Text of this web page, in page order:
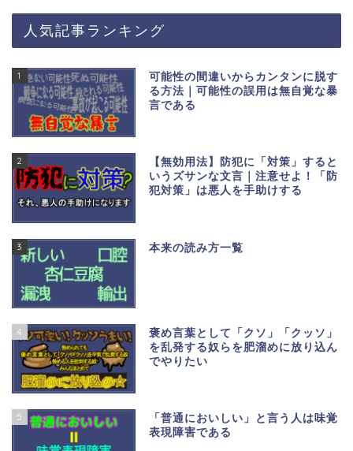
人気記事ランキング
1
可能性の間違いからカンタンに脱す
る方法｜可能性の誤用は無自覚な暴
言である
2
【無効用法】防犯に「対策」すると
いうズサンな文言｜注意せよ！「防
犯対策」は悪人を手助けする
3 本来の読み方一覧
4
褒め言葉として「クソ」「クッソ」
を乱発する奴らを肥溜めに放り込ん
でやりたい
5
「普通においしい」と言う人は味覚
表現障害である